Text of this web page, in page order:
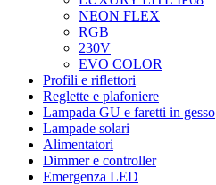
NEON FLEX
RGB
230V
EVO COLOR
Profili e riflettori
Reglette e plafoniere
Lampada GU e faretti in gesso
Lampade solari
Alimentatori
Dimmer e controller
Emergenza LED